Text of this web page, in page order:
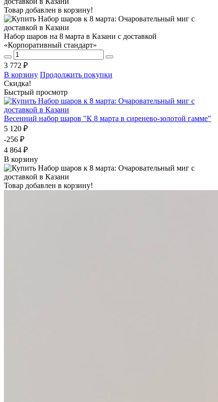
Товар добавлен в корзину!
Набор шаров на 8 марта в Казани с доставкой
«Корпоративный стандарт»
3 772 ₽
В корзину Продолжить покупки
Скидка!
Быстрый просмотр
Весенний набор шаров "К 8 марта в сиренево-золотой гамме"
5 120 ₽
-256 ₽
4 864 ₽
В корзину
Товар добавлен в корзину!